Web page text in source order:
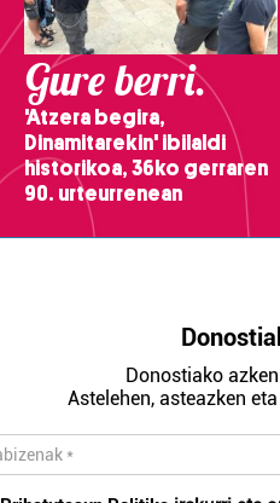
Gure berri.
'Atzera begira,
Dinamitarekin' ibilaldi
historikoa, 36ko gerraren
90. urteurrenean
Donostiako
Astelehen, asteazken